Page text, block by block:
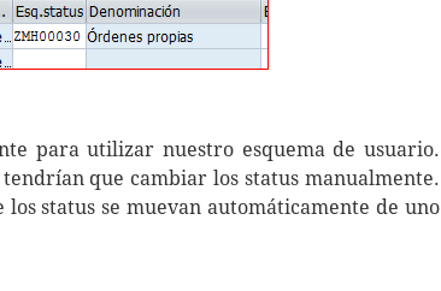
para utilizar nuestro esquema de usuario.
que cambiar los status manualmente.
los status se muevan automáticamente de uno